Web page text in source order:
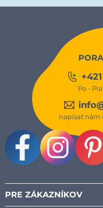
Po -
napísať nám
PRE ZÁKAZNÍKOV